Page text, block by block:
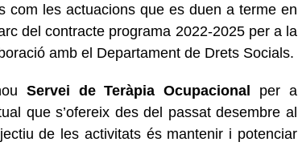
com les actuacions que es duen a terme en
del contracte programa 2022-2025 per a la
amb el Departament de Drets Socials.
Servei de Teràpia Ocupacional per a
que s’ofereix des del passat desembre al
de les activitats és mantenir i potenciar